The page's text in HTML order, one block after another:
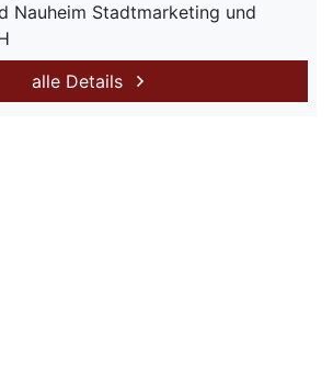
Nauheim Stadtmarketing und
alle Details